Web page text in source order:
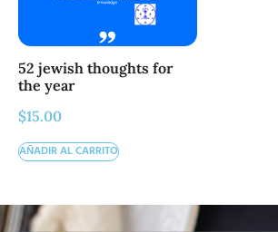
52 jewish thoughts for
the year
$15.00
AÑADIR AL CARRITO